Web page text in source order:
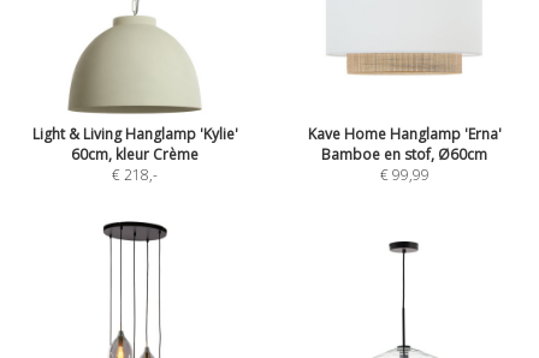
Light & Living Hanglamp 'Kylie'
60cm, kleur Crème
€ 218,-
Kave Home Hanglamp 'Erna'
Bamboe en stof, Ø60cm
€ 99,99